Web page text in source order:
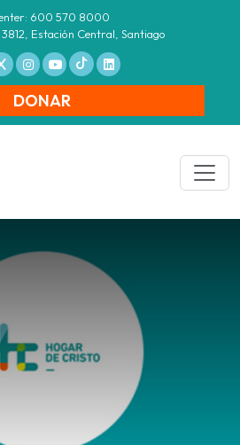
600 570 8000
Estación Central, Santiago
DONAR